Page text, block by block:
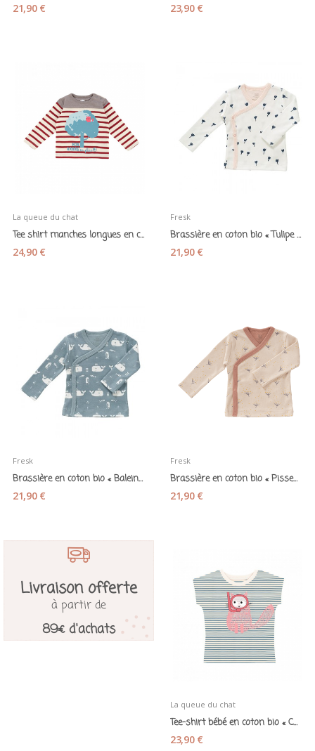
21,90 €
23,90 €
La queue du chat
Tee shirt manches longues en coton bio «...
24,90 €
Fresk
Brassière en coton bio « Tulipe bleue » - Fresk
21,90 €
Fresk
Brassière en coton bio « Baleine » - Fresk
21,90 €
Fresk
Brassière en coton bio « Pissenlit » - Fresk
21,90 €
Livraison offerte
à partir de
89€ d'achats
La queue du chat
Tee-shirt bébé en coton bio « Chat plongeur »...
23,90 €